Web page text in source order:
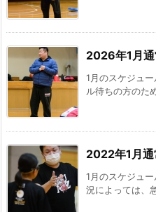
2026年1月
1月のスケジュ
ル待ちの方のた
2022年1月
1月のスケジュ
況によっては、